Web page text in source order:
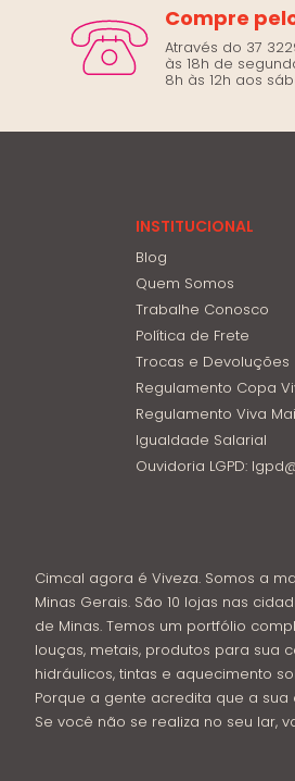
Compre
Através do 37
às 18h de
8h às 12h aos
INSTITUCIONAL
Blog
Quem Somos
Trabalhe Conosco
Política de Frete
Trocas e Devoluções
Regulamento Copa
Regulamento Viva
Igualdade Salarial
Ouvidoria LGPD:
Cimcal agora é Viveza. Somos a
Minas Gerais. São 10 lojas nas
de Minas. Temos um portfólio
louças, metais, produtos para sua
hidráulicos, tintas e aquecimento
Porque a gente acredita que a
Se você não se realiza no seu lar,